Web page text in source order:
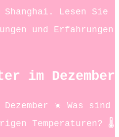
Lesen Sie
und Erfahrungen
im Dezember
☀️ Was sind
Temperaturen? 🌡️